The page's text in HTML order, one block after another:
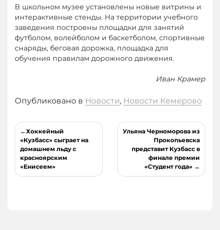
В школьном музее установлены новые витрины и
интерактивные стенды. На территории учебного
заведения построены площадки для занятий
футболом, волейболом и баскетболом, спортивные
снаряды, беговая дорожка, площадка для
обучения правилам дорожного движения.
Иван Крамер
Опубликовано в Новости, Новости Кемерово
Навигация
по
записям
Хоккейный
«Кузбасс» сыграет на
домашнем льду с
красноярским
«Енисеем»
Ульяна Черноморова из
Прокопьевска
представит Кузбасс в
финале премии
«Студент года»